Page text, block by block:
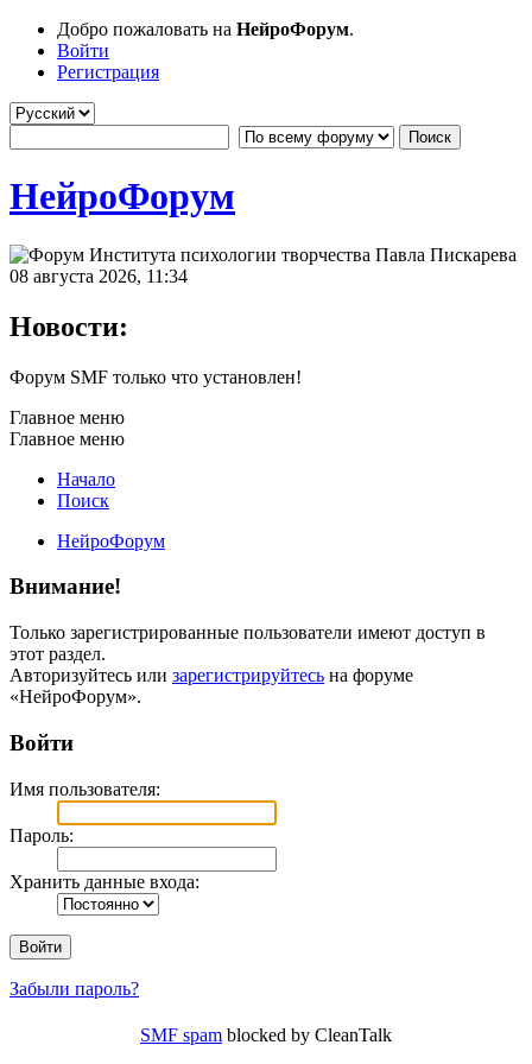
Добро пожаловать на НейроФорум.
Войти
Регистрация
НейроФорум
08 августа 2026, 11:34
Новости:
Форум SMF только что установлен!
Главное меню
Главное меню
Начало
Поиск
НейроФорум
Внимание!
Только зарегистрированные пользователи имеют доступ в
этот раздел.
Авторизуйтесь или зарегистрируйтесь на форуме
«НейроФорум».
Войти
Имя пользователя:
Пароль:
Хранить данные входа:
Забыли пароль?
SMF spam blocked by CleanTalk